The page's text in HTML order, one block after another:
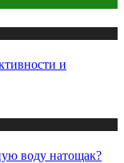
и
воду натощак?